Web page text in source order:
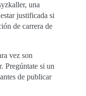
una
justificada si
de carrera de
vez son
Pregúntate si un
de publicar